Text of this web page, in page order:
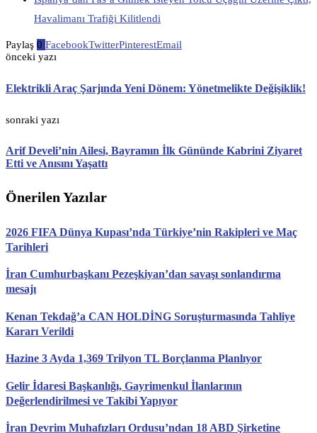
Havalimanı Trafiği Kilitlendi
Paylaş 0 FacebookTwitterPinterestEmail
önceki yazı
Elektrikli Araç Şarjında Yeni Dönem: Yönetmelikte Değişiklik!
sonraki yazı
Arif Develi’nin Ailesi, Bayramın İlk Gününde Kabrini Ziyaret
Etti ve Anısını Yaşattı
Önerilen Yazılar
2026 FIFA Dünya Kupası’nda Türkiye’nin Rakipleri ve Maç
Tarihleri
İran Cumhurbaşkanı Pezeşkiyan’dan savaşı sonlandırma
mesajı
Kenan Tekdağ’a CAN HOLDİNG Soruşturmasında Tahliye
Kararı Verildi
Hazine 3 Ayda 1,369 Trilyon TL Borçlanma Planlıyor
Gelir İdaresi Başkanlığı, Gayrimenkul İlanlarının
Değerlendirilmesi ve Takibi Yapıyor
İran Devrim Muhafızları Ordusu’ndan 18 ABD Şirketine